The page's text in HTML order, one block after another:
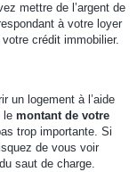
mettre de l’argent de
à votre loyer
crédit immobilier.
un logement à l’aide
le montant de votre
trop importante. Si
de vous voir
saut de charge.